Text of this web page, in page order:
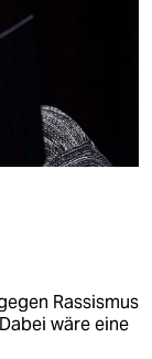
Rassismus
wäre eine